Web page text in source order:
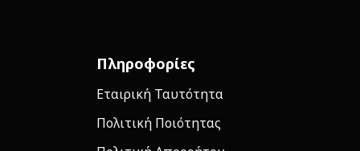
Πληροφορίες
Εταιρική Ταυτότητα
Πολιτική Ποιότητας